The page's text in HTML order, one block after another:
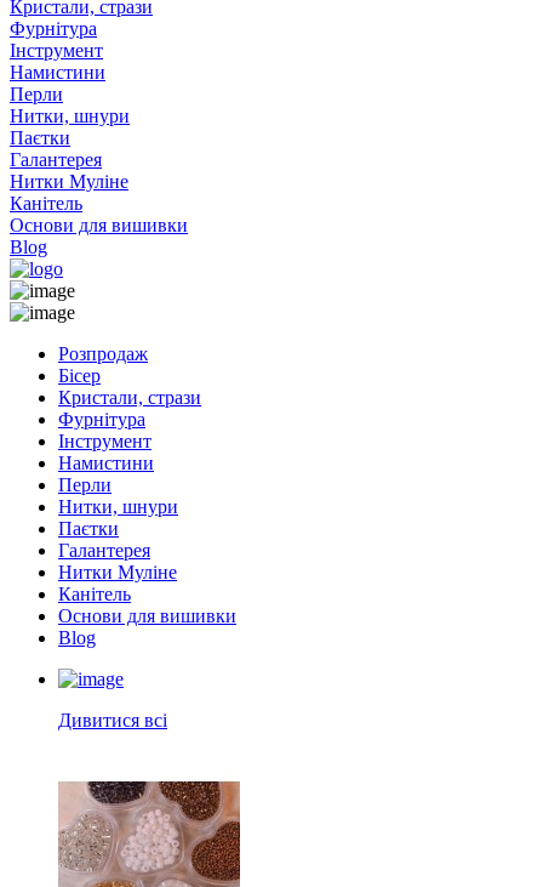
Кристали, стрази
Фурнітура
Інструмент
Намистини
Перли
Нитки, шнури
Паєтки
Галантерея
Нитки Муліне
Канітель
Основи для вишивки
Blog
Розпродаж
Бісер
Кристали, стрази
Фурнітура
Інструмент
Намистини
Перли
Нитки, шнури
Паєтки
Галантерея
Нитки Муліне
Канітель
Основи для вишивки
Blog
Дивитися всі